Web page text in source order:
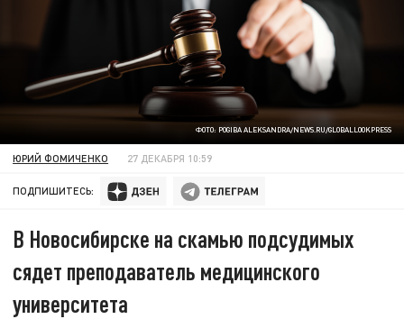
ФОТО: POGIBA ALEKSANDRA/NEWS.RU/GLOBALLOOKPRESS
ЮРИЙ ФОМИЧЕНКО 27 ДЕКАБРЯ 10:59
ПОДПИШИТЕСЬ:
В Новосибирске на скамью подсудимых
сядет преподаватель медицинского
университета